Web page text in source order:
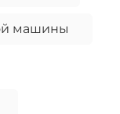
машины